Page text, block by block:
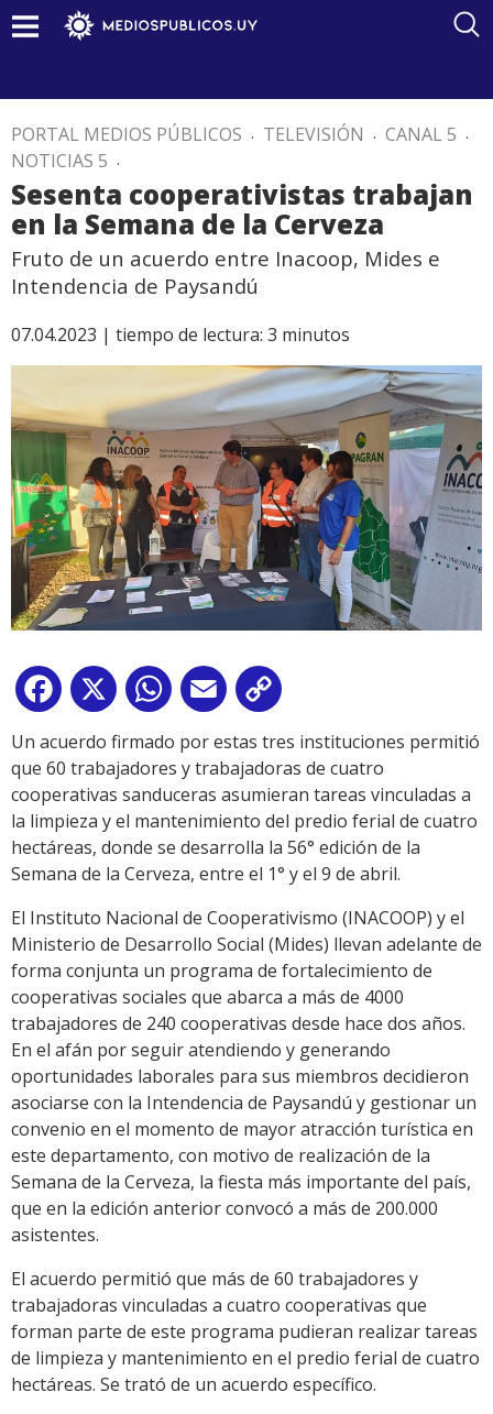
PORTAL MEDIOS PÚBLICOS . TELEVISIÓN . CANAL 5 .
NOTICIAS 5 .
Sesenta cooperativistas trabajan
en la Semana de la Cerveza
Fruto de un acuerdo entre Inacoop, Mides e
Intendencia de Paysandú
07.04.2023 | tiempo de lectura: 3 minutos
Facebook
X WhatsApp
Email
Link
Un acuerdo firmado por estas tres instituciones permitió
que 60 trabajadores y trabajadoras de cuatro
cooperativas sanduceras asumieran tareas vinculadas a
la limpieza y el mantenimiento del predio ferial de cuatro
hectáreas, donde se desarrolla la 56° edición de la
Semana de la Cerveza, entre el 1° y el 9 de abril.
El Instituto Nacional de Cooperativismo (INACOOP) y el
Ministerio de Desarrollo Social (Mides) llevan adelante de
forma conjunta un programa de fortalecimiento de
cooperativas sociales que abarca a más de 4000
trabajadores de 240 cooperativas desde hace dos años.
En el afán por seguir atendiendo y generando
oportunidades laborales para sus miembros decidieron
asociarse con la Intendencia de Paysandú y gestionar un
convenio en el momento de mayor atracción turística en
este departamento, con motivo de realización de la
Semana de la Cerveza, la fiesta más importante del país,
que en la edición anterior convocó a más de 200.000
asistentes.
El acuerdo permitió que más de 60 trabajadores y
trabajadoras vinculadas a cuatro cooperativas que
forman parte de este programa pudieran realizar tareas
de limpieza y mantenimiento en el predio ferial de cuatro
hectáreas. Se trató de un acuerdo específico.